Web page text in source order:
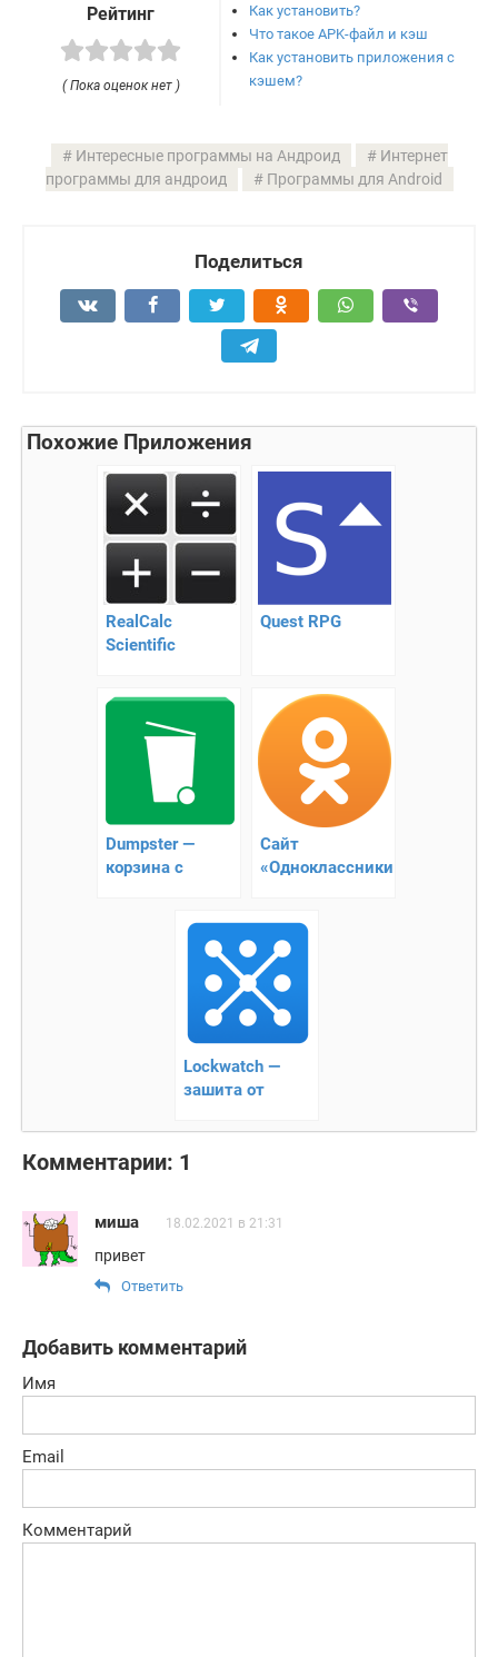
Рейтинг
( Пока оценок нет )
Как установить?
Что такое APK-файл и кэш
Как установить приложения с
кэшем?
Интересные программы на Андроид
Интернет
программы для андроид
Программы для Android
Поделиться
Похожие Приложения
RealCalc
Scientific
Андроид
Quest RPG
Dumpster —
корзина с
Сайт
«Одноклассники»
быть в курсе
событий
Lockwatch —
зашита от
телефона
Комментарии: 1
миша 18.02.2021 в 21:31
привет
Ответить
Добавить комментарий
Имя
Email
Комментарий